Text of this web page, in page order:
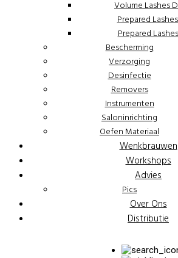
Volume Lashes
Prepared
Prepared
Bescherming
Verzorging
Desinfectie
Removers
Instrumenten
Saloninrichting
Oefen Materiaal
Wenkbrauwen
Workshops
Advies
Pics
Over Ons
Distributie